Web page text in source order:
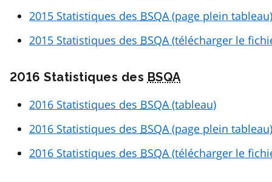
2015 Statistiques des BSQA(page plein tableau)
2015 Statistiques des BSQA(télécharger le
2016 Statistiques des BSQA
2016 Statistiques des BSQA(tableau)
2016 Statistiques des BSQA(page plein tableau)
2016 Statistiques des BSQA(télécharger le